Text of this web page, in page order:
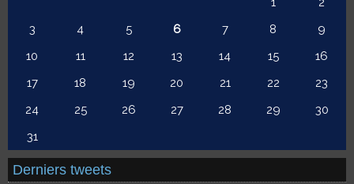
3
4 5 6 7 8
9
10
11 12 13 14 15
16
17
18 19 20 21 22
23
24
25 26 27 28 29
30
31
Derniers tweets